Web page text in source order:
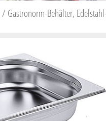
/ Gastronorm-Behälter,